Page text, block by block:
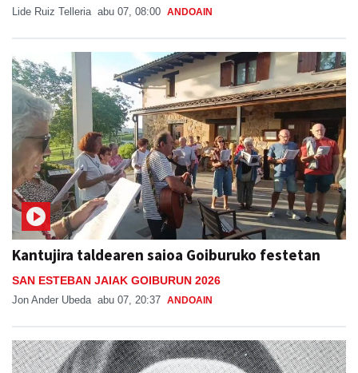
Lide Ruiz Telleria abu 07, 08:00 ANDOAIN
Kantujira taldearen saioa Goiburuko festetan
SAN ESTEBAN JAIAK GOIBURUN 2026
Jon Ander Ubeda abu 07, 20:37 ANDOAIN